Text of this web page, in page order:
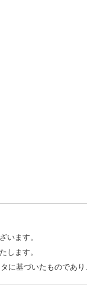
います。
します。
に基づいたものであ